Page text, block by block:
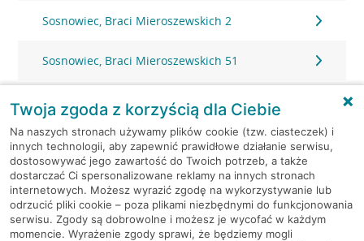
Sosnowiec, Braci Mieroszewskich 2
Sosnowiec, Braci Mieroszewskich 51
Sosnowiec, Długosza 80
Sosnowiec, Gen. Stefana Grota-Roweckiego 40
Sosnowiec, Główna 22
Sosnowiec, Główna 24
Twoja zgoda z korzyścią dla Ciebie
Na naszych stronach używamy plików cookie (tzw. ciasteczek) i
innych technologii, aby zapewnić prawidłowe działanie serwisu,
dostosowywać jego zawartość do Twoich potrzeb, a także
dostarczać Ci spersonalizowane reklamy na innych stronach
internetowych. Możesz wyrazić zgodę na wykorzystywanie lub
odrzucić pliki cookie – poza plikami niezbędnymi do funkcjonowania
serwisu. Zgody są dobrowolne i możesz je wycofać w każdym
momencie. Wyrażenie zgody sprawi, że będziemy mogli